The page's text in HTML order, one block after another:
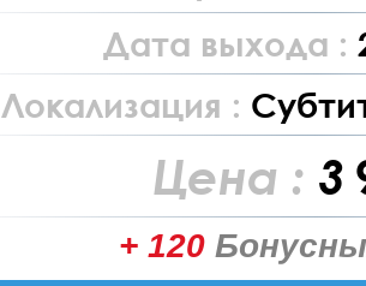
Дата выхода :
Локализация :
Цена : 3
+ 120